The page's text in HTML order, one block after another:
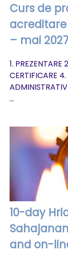
Curs de
– mai
1. PREZENTARE
CERTIFICARE
...
10-day
and on-